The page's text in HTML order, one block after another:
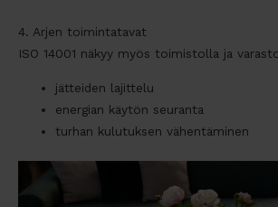
4. Arjen toimintatavat
ISO 14001 näkyy myös toimistolla ja
jätteiden lajittelu
energian käytön seuranta
turhan kulutuksen vähentäminen